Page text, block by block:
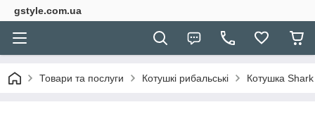
gstyle.com.ua
Товари та послуги Котушкі рибальські Котушка